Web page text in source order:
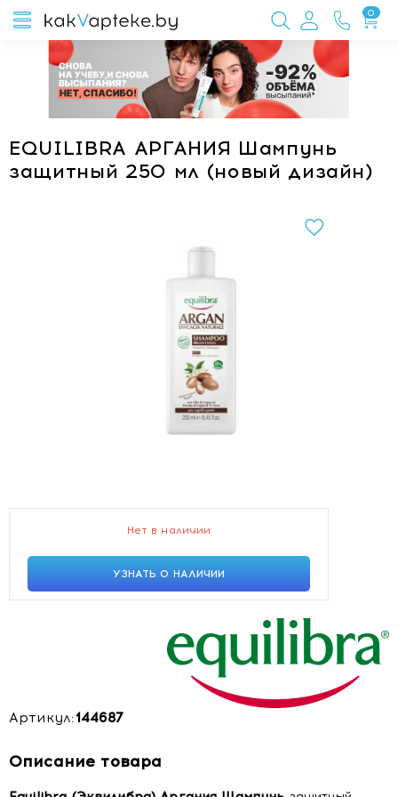
0
EQUILIBRA АРГАНИЯ Шампунь
защитный 250 мл (новый дизайн)
Нет в наличии
УЗНАТЬ О НАЛИЧИИ
Артикул:144687
Описание товара